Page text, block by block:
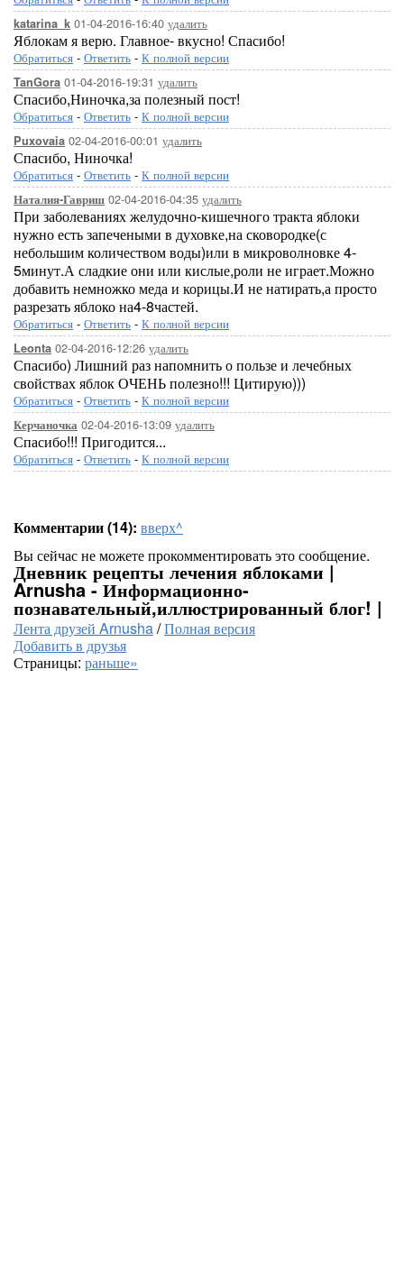
katarina_k 01-04-2016-16:40 удалить
Яблокам я верю. Главное- вкусно! Спасибо!
Обратиться - Ответить - К полной версии
TanGora 01-04-2016-19:31 удалить
Спасибо,Ниночка,за полезный пост!
Обратиться - Ответить - К полной версии
Puxovaia 02-04-2016-00:01 удалить
Спасибо, Ниночка!
Обратиться - Ответить - К полной версии
Наталия-Гавриш 02-04-2016-04:35 удалить
При заболеваниях желудочно-кишечного тракта яблоки
нужно есть запечеными в духовке,на сковородке(с
небольшим количеством воды)или в микроволновке 4-
5минут.А сладкие они или кислые,роли не играет.Можно
добавить немножко меда и корицы.И не натирать,а просто
разрезать яблоко на4-8частей.
Обратиться - Ответить - К полной версии
Leonta 02-04-2016-12:26 удалить
Спасибо) Лишний раз напомнить о пользе и лечебных
свойствах яблок ОЧЕНЬ полезно!!! Цитирую)))
Обратиться - Ответить - К полной версии
Керчаночка 02-04-2016-13:09 удалить
Спасибо!!! Пригодится...
Обратиться - Ответить - К полной версии
Комментарии (14): вверх^
Вы сейчас не можете прокомментировать это сообщение.
Дневник рецепты лечения яблоками |
Arnusha - Информационно-
познавательный,иллюстрированный блог! |
Лента друзей Arnusha/Полная версия
Добавить в друзья
Страницы: раньше»